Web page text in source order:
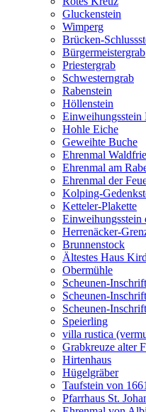
Gluckenstein
Wimperg
Brücken-
Bürgermeistergrab
Priestergrab
Schwesterngrab
Rabenstein
Höllenstein
Einweihungsstein
Hohle Eiche
Geweihte Buche
Ehrenmal
Ehrenmal am
Ehrenmal der
Kolping-
Ketteler-Plakette
Einweihungsstein
Herrenäcker-
Brunnenstock
Ältestes Haus
Obermühle
Scheunen-
Scheunen-
Scheunen-
Speierling
villa rustica
Grabkreuze alter
Hirtenhaus
Hügelgräber
Taufstein von
Pfarrhaus St.